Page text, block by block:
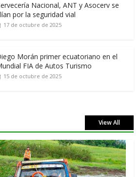
Nacional, ANT y Asocerv se
por la seguridad vial
17 de octubre de 2025
Morán primer ecuatoriano en el
FIA de Autos Turismo
15 de octubre de 2025
View All